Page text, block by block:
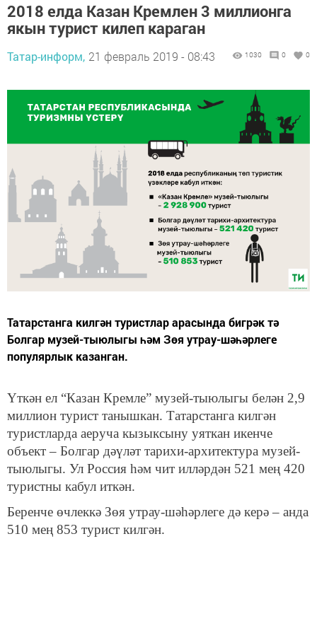
2018 елда Казан Кремлен 3 миллионга
якын турист килеп караган
Татар-информ, 21 февраль 2019 - 08:43 1030 0 0
Татарстанга килгән туристлар арасында бигрәк тә
Болгар музей-тыюлыгы һәм Зөя утрау-шәһәрлеге
популярлык казанган.
Үткән ел “Казан Кремле” музей-тыюлыгы белән 2,9
миллион турист танышкан. Татарстанга килгән
туристларда аеруча кызыксыну уяткан икенче
объект – Болгар дәүләт тарихи-архитектура музей-
тыюлыгы. Ул Россия һәм чит илләрдән 521 мең 420
туристны кабул иткән.
Беренче өчлеккә Зөя утрау-шәһәрлеге дә керә – анда
510 мең 853 турист килгән.